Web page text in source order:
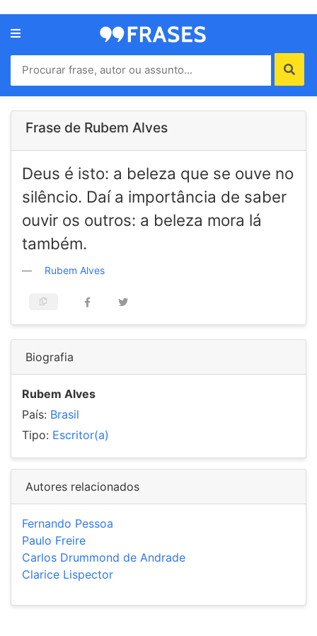
Menu
Home
Autores
de
Contato
Frase de Rubem Alves
Deus é isto: a beleza que se ouve no
silêncio. Daí a importância de saber
ouvir os outros: a beleza mora lá
também.
Rubem Alves
Biografia
Rubem Alves
País: Brasil
Tipo: Escritor(a)
Autores relacionados
Fernando Pessoa
Paulo Freire
Carlos Drummond de Andrade
Clarice Lispector